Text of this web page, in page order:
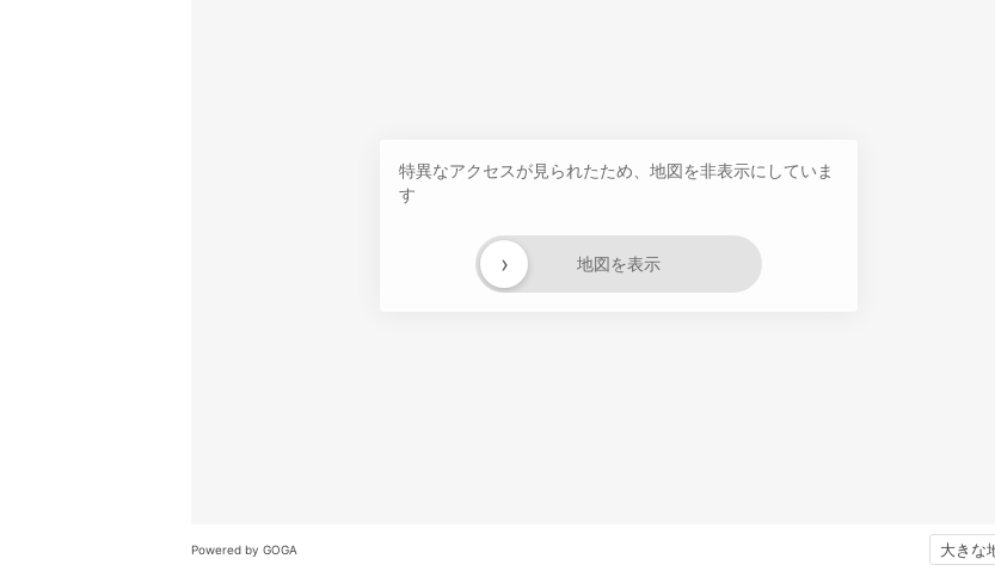
特異なアクセスが見られたため、地図を非表示にしていま
す
地図を表示
›
Powered by GOGA 大きな